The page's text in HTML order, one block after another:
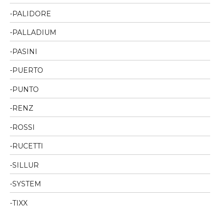
PALIDORE
PALLADIUM
PASINI
PUERTO
PUNTO
RENZ
ROSSI
RUCETTI
SILLUR
SYSTEM
TIXX